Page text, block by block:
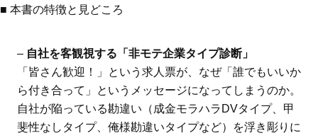
■ 本書の特徴と見どころ
– 自社を客観視する「非モテ企業タイプ診断」
「皆さん歓迎！」という求人票が、なぜ「誰でもいいか
ら付き合って」というメッセージになってしまうのか。
自社が陥っている勘違い（成金モラハラDVタイプ、甲
斐性なしタイプ、俺様勘違いタイプなど）を浮き彫りに